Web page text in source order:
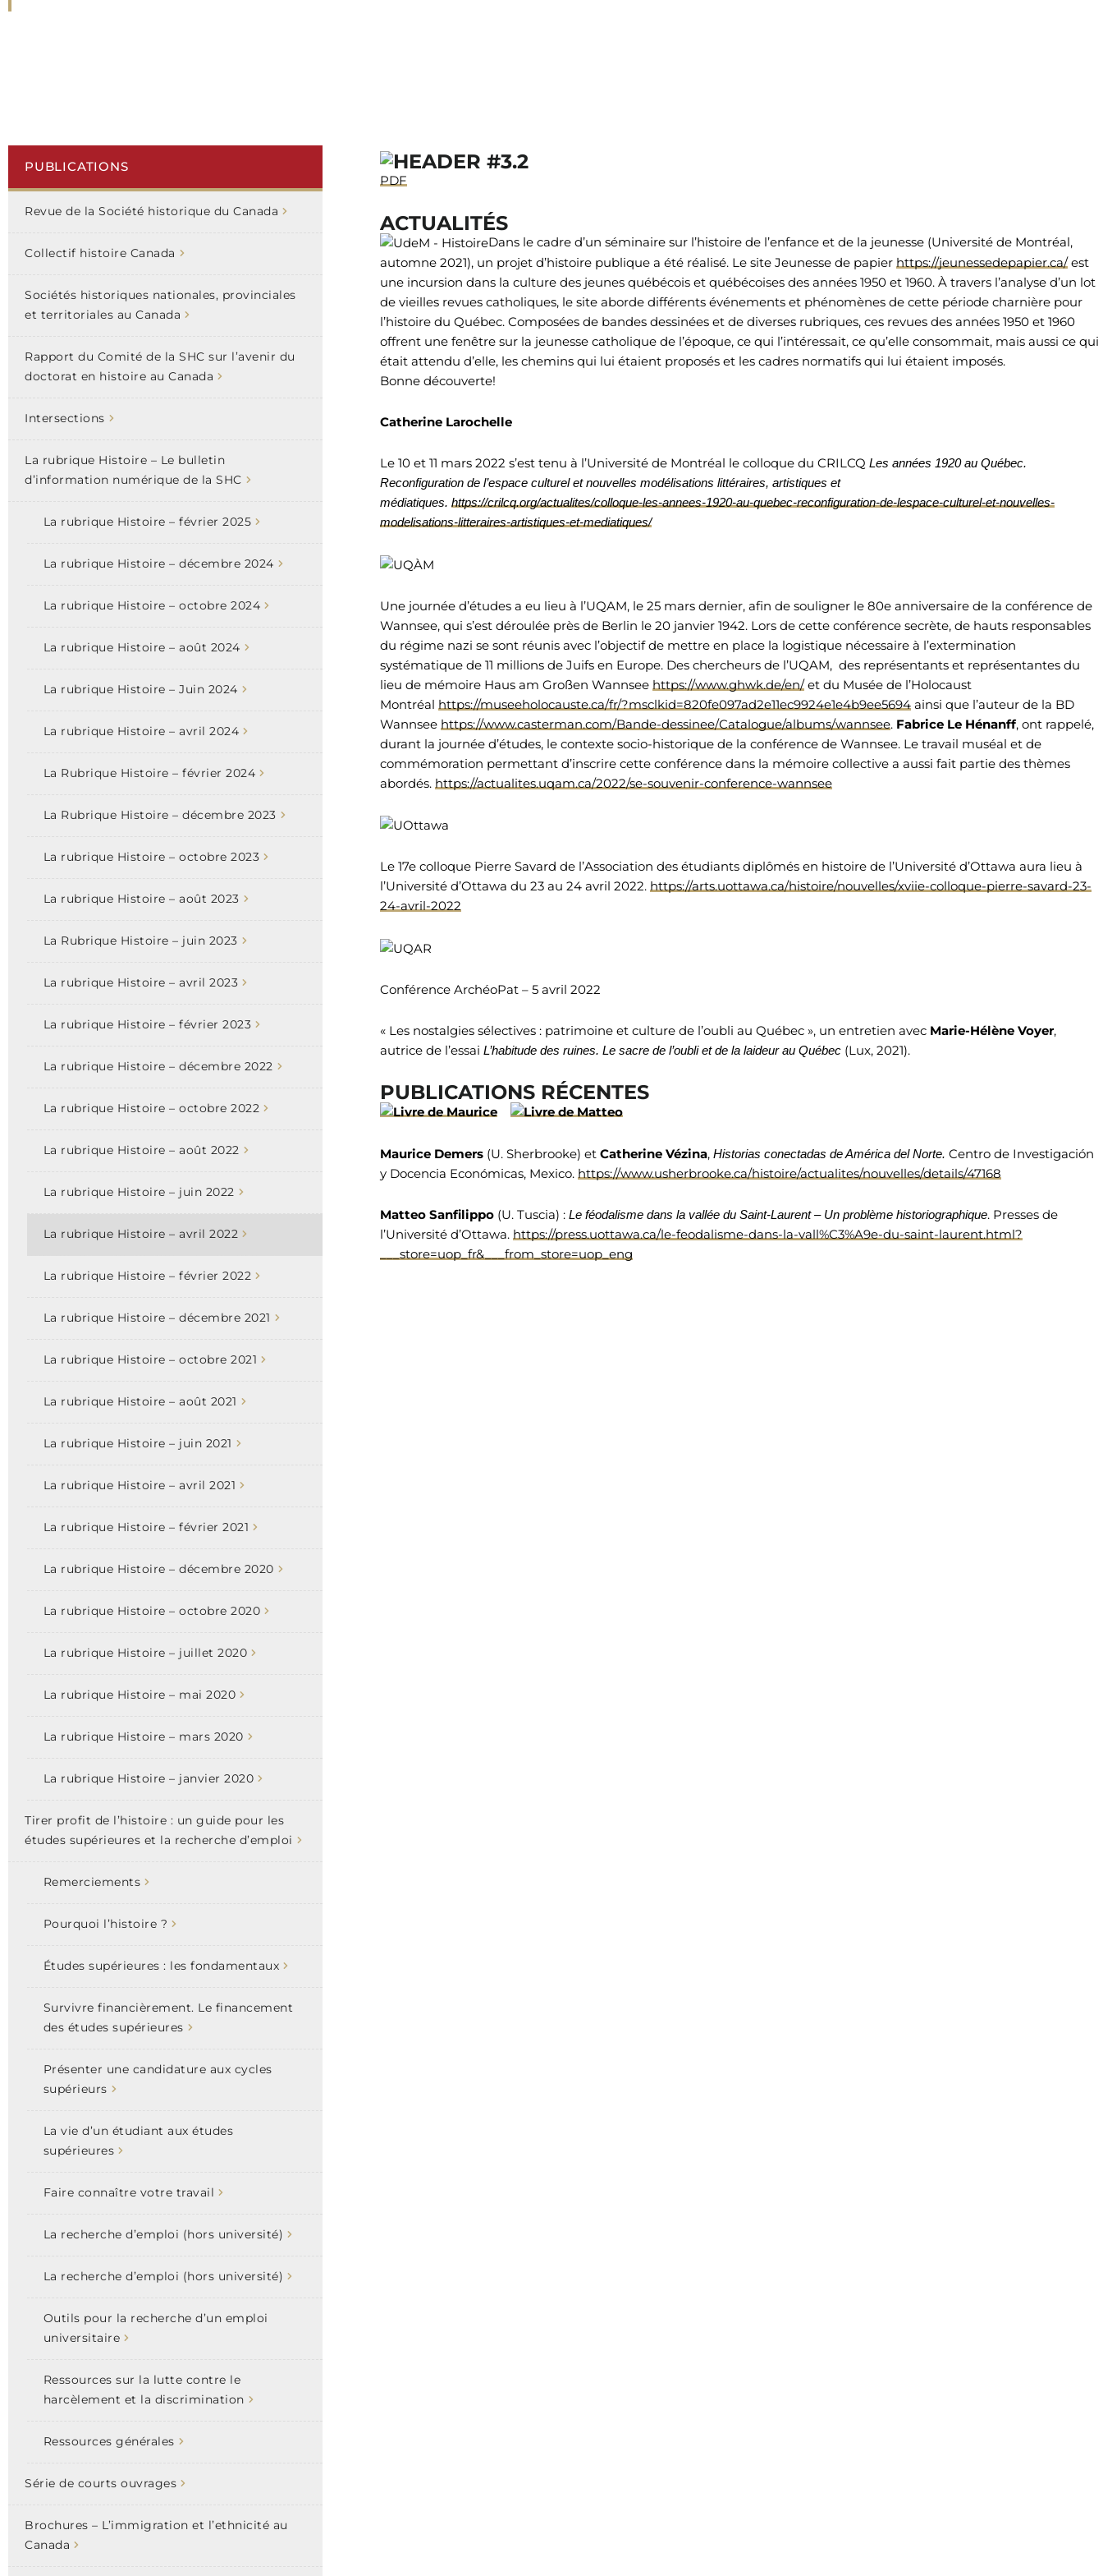
PUBLICATIONS
Revue de la Société historique du Canada
Collectif histoire Canada
Sociétés historiques nationales, provinciales
et territoriales au Canada
Rapport du Comité de la SHC sur l’avenir du
doctorat en histoire au Canada
Intersections
La rubrique Histoire – Le bulletin
d’information numérique de la SHC
La rubrique Histoire – février 2025
La rubrique Histoire – décembre 2024
La rubrique Histoire – octobre 2024
La rubrique Histoire – août 2024
La rubrique Histoire – Juin 2024
La rubrique Histoire – avril 2024
La Rubrique Histoire – février 2024
La Rubrique Histoire – décembre 2023
La rubrique Histoire – octobre 2023
La rubrique Histoire – août 2023
La Rubrique Histoire – juin 2023
La rubrique Histoire – avril 2023
La rubrique Histoire – février 2023
La rubrique Histoire – décembre 2022
La rubrique Histoire – octobre 2022
La rubrique Histoire – août 2022
La rubrique Histoire – juin 2022
La rubrique Histoire – avril 2022
La rubrique Histoire – février 2022
La rubrique Histoire – décembre 2021
La rubrique Histoire – octobre 2021
La rubrique Histoire – août 2021
La rubrique Histoire – juin 2021
La rubrique Histoire – avril 2021
La rubrique Histoire – février 2021
La rubrique Histoire – décembre 2020
La rubrique Histoire – octobre 2020
La rubrique Histoire – juillet 2020
La rubrique Histoire – mai 2020
La rubrique Histoire – mars 2020
La rubrique Histoire – janvier 2020
Tirer profit de l’histoire : un guide pour les
études supérieures et la recherche d’emploi
Remerciements
Pourquoi l’histoire ?
Études supérieures : les fondamentaux
Survivre financièrement. Le financement
des études supérieures
Présenter une candidature aux cycles
supérieurs
La vie d’un étudiant aux études
supérieures
Faire connaître votre travail
La recherche d’emploi (hors université)
La recherche d’emploi (hors université)
Outils pour la recherche d’un emploi
universitaire
Ressources sur la lutte contre le
harcèlement et la discrimination
Ressources générales
Série de courts ouvrages
Brochures – L’immigration et l’ethnicité au
Canada
PDF
ACTUALITÉS
Dans le cadre d’un séminaire sur l’histoire de l’enfance et de la jeunesse (Université de Montréal,
automne 2021), un projet d’histoire publique a été réalisé. Le site Jeunesse de papier https://jeunessedepapier.ca/est
une incursion dans la culture des jeunes québécois et québécoises des années 1950 et 1960. À travers l’analyse d’un lot
de vieilles revues catholiques, le site aborde différents événements et phénomènes de cette période charnière pour
l’histoire du Québec. Composées de bandes dessinées et de diverses rubriques, ces revues des années 1950 et 1960
offrent une fenêtre sur la jeunesse catholique de l’époque, ce qui l’intéressait, ce qu’elle consommait, mais aussi ce qui
était attendu d’elle, les chemins qui lui étaient proposés et les cadres normatifs qui lui étaient imposés.
Bonne découverte!
Catherine Larochelle
Le 10 et 11 mars 2022 s’est tenu à l’Université de Montréal le colloque du CRILCQLes années 1920 au Québec.
Reconfiguration de l’espace culturel et nouvelles modélisations littéraires, artistiques et
médiatiques.https://crilcq.org/actualites/colloque-les-annees-1920-au-quebec-reconfiguration-de-lespace-culturel-et-nouvelles-
modelisations-litteraires-artistiques-et-mediatiques/
Une journée d’études a eu lieu à l’UQAM, le 25 mars dernier, afin de souligner le 80e anniversaire de la conférence de
Wannsee, qui s’est déroulée près de Berlin le 20 janvier 1942. Lors de cette conférence secrète, de hauts responsables
du régime nazi se sont réunis avec l’objectif de mettre en place la logistique nécessaire à l’extermination
systématique de 11 millions de Juifs en Europe. Des chercheurs de l’UQAM, des représentants et représentantes du
lieu de mémoire Haus am Großen Wannsee https://www.ghwk.de/en/et du Musée de l’Holocaust
Montréal https://museeholocauste.ca/fr/?msclkid=820fe097ad2e11ec9924e1e4b9ee5694 ainsi que l’auteur de la BD
Wannsee https://www.casterman.com/Bande-dessinee/Catalogue/albums/wannsee. Fabrice Le Hénanff, ont rappelé,
durant la journée d’études, le contexte socio-historique de la conférence de Wannsee. Le travail muséal et de
commémoration permettant d’inscrire cette conférence dans la mémoire collective a aussi fait partie des thèmes
abordés. https://actualites.uqam.ca/2022/se-souvenir-conference-wannsee
Le 17e colloque Pierre Savard de l’Association des étudiants diplômés en histoire de l’Université d’Ottawa aura lieu à
l’Université d’Ottawa du 23 au 24 avril 2022.https://arts.uottawa.ca/histoire/nouvelles/xviie-colloque-pierre-savard-23-
24-avril-2022
Conférence ArchéoPat – 5 avril 2022
« Les nostalgies sélectives : patrimoine et culture de l’oubli au Québec », un entretien avec Marie-Hélène Voyer,
autrice de l’essaiL’habitude des ruines. Le sacre de l’oubli et de la laideur au Québec (Lux, 2021).
PUBLICATIONS RÉCENTES
Maurice Demers (U. Sherbrooke) etCatherine Vézina,Historias conectadas de América del Norte.Centro de Investigación
y Docencia Económicas, Mexico. https://www.usherbrooke.ca/histoire/actualites/nouvelles/details/47168
Matteo Sanfilippo (U. Tuscia) :Le féodalisme dans la vallée du Saint-Laurent – Un problème historiographique. Presses de
l’Université d’Ottawa.https://press.uottawa.ca/le-feodalisme-dans-la-vall%C3%A9e-du-saint-laurent.html?
___store=uop_fr&___from_store=uop_eng